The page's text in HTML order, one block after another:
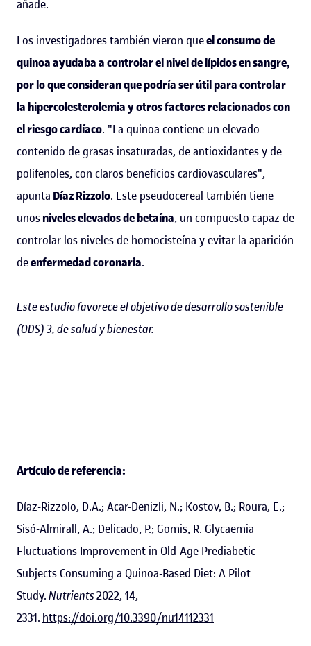
añade.
Los investigadores también vieron queel consumo de
quinoa ayudaba a controlar el nivel de lípidos en sangre,
por lo que consideran que podría ser útil para controlar
la hipercolesterolemia y otros factores relacionados con
el riesgo cardíaco. "La quinoa contiene un elevado
contenido de grasas insaturadas, de antioxidantes y de
polifenoles, con claros beneficios cardiovasculares",
apunta Díaz Rizzolo. Este pseudocereal también tiene
unosniveles elevados de betaína, un compuesto capaz de
controlar los niveles de homocisteína y evitar la aparición
deenfermedad coronaria.
Este estudio favorece el objetivo de desarrollo sostenible
(ODS)3, de salud y bienestar.
Artículo de referencia:
Díaz-Rizzolo, D.A.; Acar-Denizli, N.; Kostov, B.; Roura, E.;
Sisó-Almirall, A.; Delicado, P.; Gomis, R. Glycaemia
Fluctuations Improvement in Old-Age Prediabetic
Subjects Consuming a Quinoa-Based Diet: A Pilot
Study.Nutrients2022, 14,
2331. https://doi.org/10.3390/nu14112331